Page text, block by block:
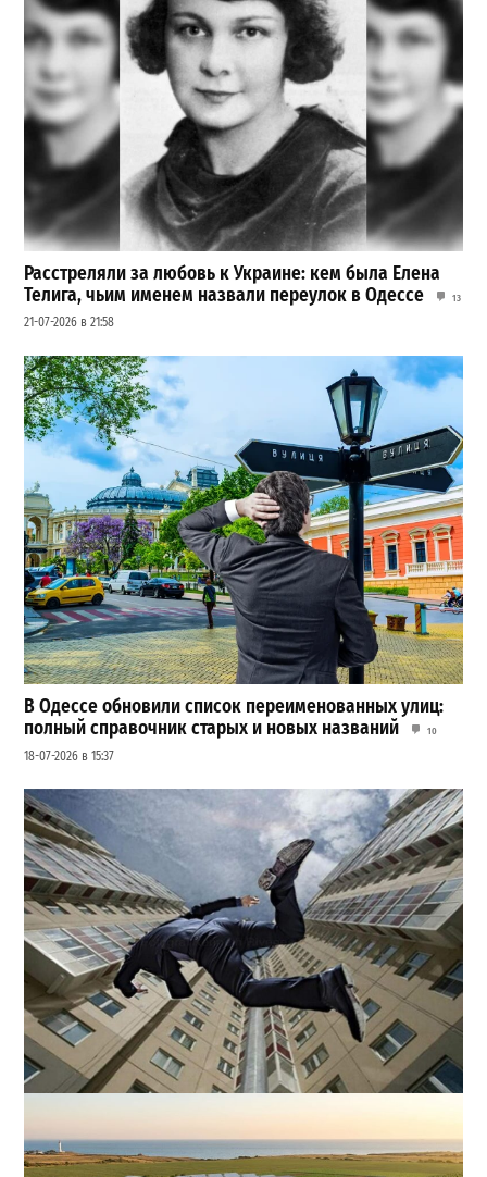
Расстреляли за любовь к Украине: кем была Елена
Телига, чьим именем назвали переулок в Одессе
13
21-07-2026 в 21:58
В Одессе обновили список переименованных улиц:
полный справочник старых и новых названий
10
18-07-2026 в 15:37
В одесском жилмассиве Радужном погиб 26-летний
мужчина: что известно
3
27-07-2026 в 13:47